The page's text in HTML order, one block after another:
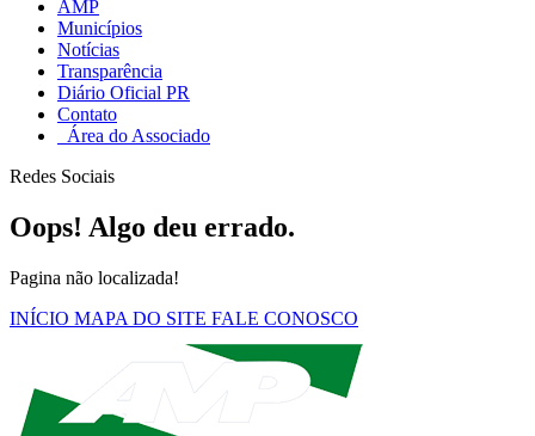
AMP
Municípios
Notícias
Transparência
Diário Oficial PR
Contato
Área do Associado
Redes Sociais
Oops! Algo deu errado.
Pagina não localizada!
INÍCIO MAPA DO SITE FALE CONOSCO